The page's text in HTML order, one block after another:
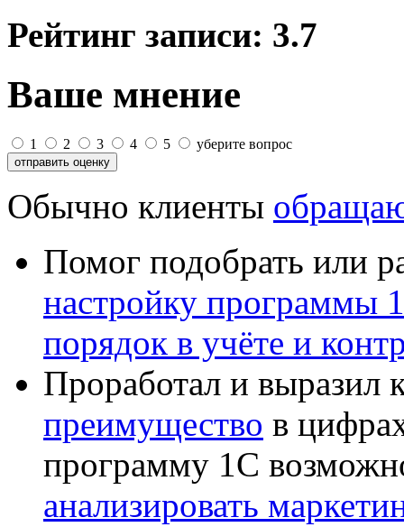
Рейтинг записи: 3.7
Ваше мнение
1 2 3 4 5 уберите вопрос
Обычно клиенты
Помог подобрать или
настройку программы
порядок в учёте и
Проработал и выразил
преимущество в
программу 1С
анализировать